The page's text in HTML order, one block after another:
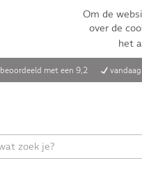
Om de
over de
het
beoordeeld met een 9,2